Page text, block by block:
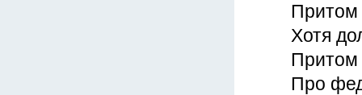
Притом
Хотя
Притом
Про